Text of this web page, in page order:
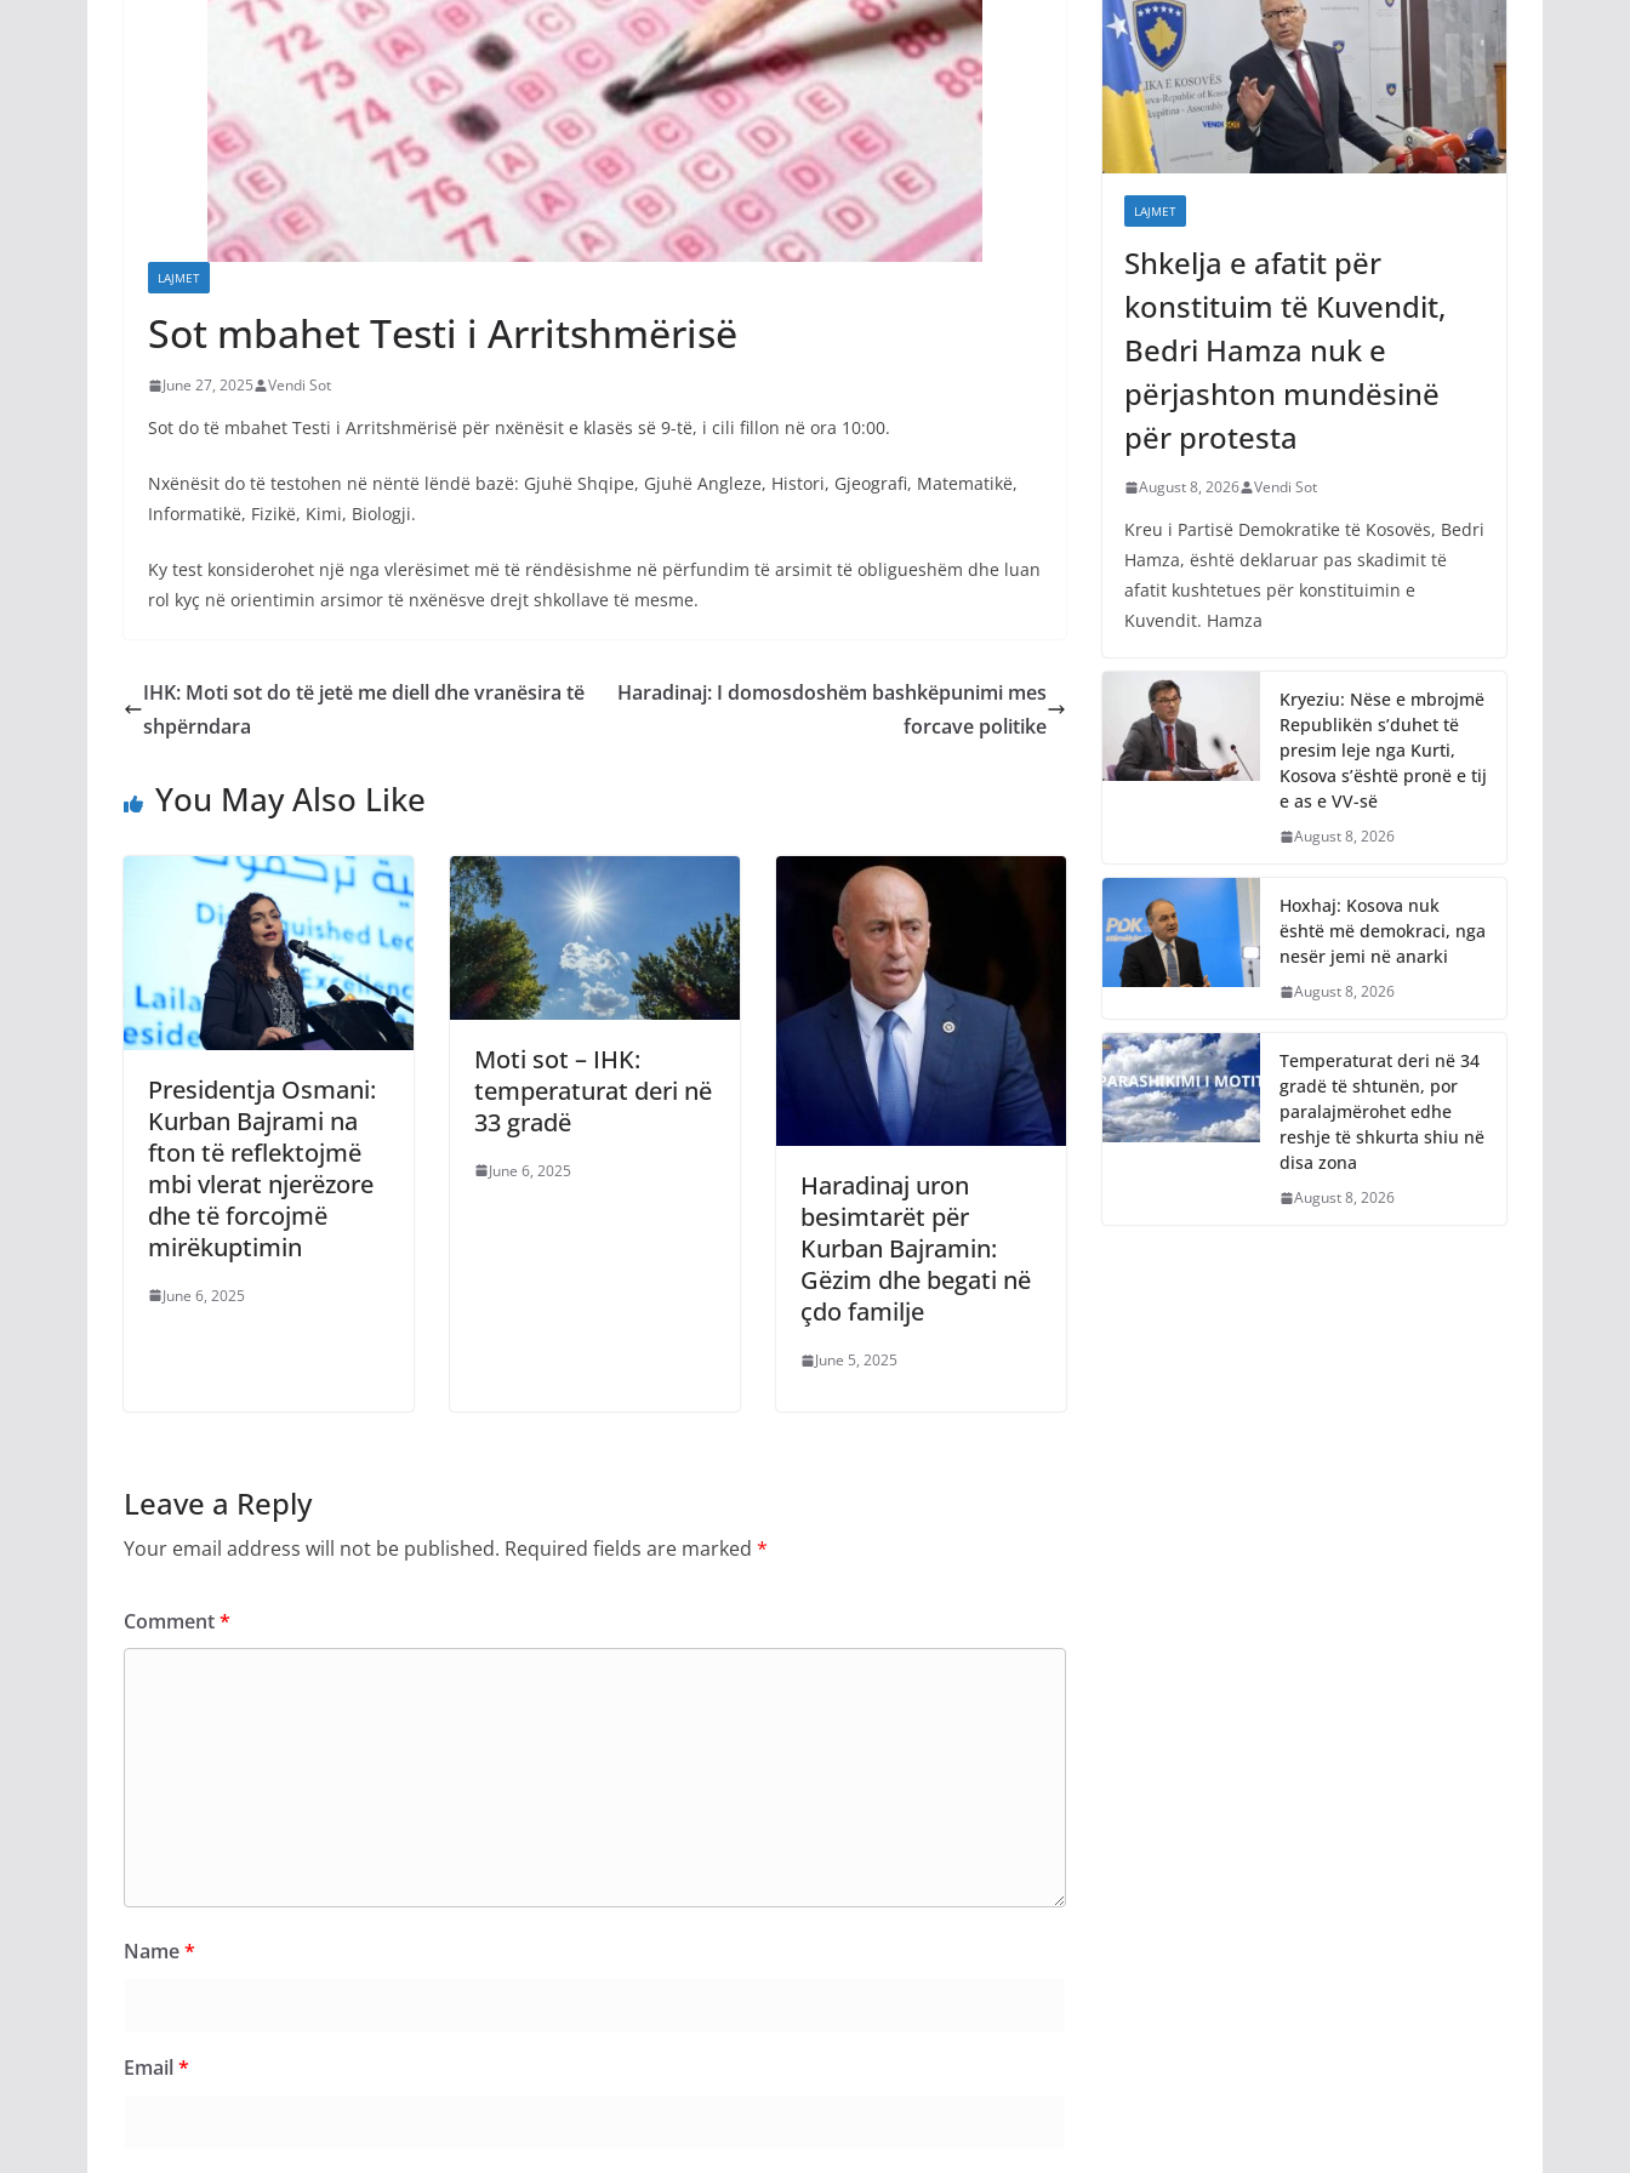
LAJMET
Sot mbahet Testi i Arritshmërisë
June 27, 2025 Vendi Sot
Sot do të mbahet Testi i Arritshmërisë për nxënësit e klasës së 9-të, i cili fillon në ora 10:00.
Nxënësit do të testohen në nëntë lëndë bazë: Gjuhë Shqipe, Gjuhë Angleze, Histori, Gjeografi, Matematikë,
Informatikë, Fizikë, Kimi, Biologji.
Ky test konsiderohet një nga vlerësimet më të rëndësishme në përfundim të arsimit të obligueshëm dhe luan
rol kyç në orientimin arsimor të nxënësve drejt shkollave të mesme.
IHK: Moti sot do të jetë me diell dhe vranësira të
shpërndara
Haradinaj: I domosdoshëm bashkëpunimi mes
forcave politike
You May Also Like
Presidentja Osmani:
Kurban Bajrami na
fton të reflektojmë
mbi vlerat njerëzore
dhe të forcojmë
mirëkuptimin
June 6, 2025
Moti sot – IHK:
temperaturat deri në
33 gradë
June 6, 2025
Haradinaj uron
besimtarët për
Kurban Bajramin:
Gëzim dhe begati në
çdo familje
June 5, 2025
Leave a Reply
Your email address will not be published. Required fields are marked *
Comment*
Name*
Email*
LAJMET
Shkelja e afatit për
konstituim të Kuvendit,
Bedri Hamza nuk e
përjashton mundësinë
për protesta
Kreu i Partisë Demokratike të Kosovës, Bedri
Hamza, është deklaruar pas skadimit të
afatit kushtetues për konstituimin e
Kryeziu: Nëse e mbrojmë
Republikën s’duhet të
presim leje nga Kurti,
Kosova s’është pronë e tij
Hoxhaj: Kosova nuk
është më demokraci, nga
nesër jemi në anarki
Temperaturat deri në 34
gradë të shtunën, por
paralajmërohet edhe
reshje të shkurta shiu në